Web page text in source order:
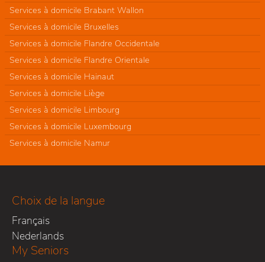
Services à domicile Brabant Wallon
Services à domicile Bruxelles
Services à domicile Flandre Occidentale
Services à domicile Flandre Orientale
Services à domicile Hainaut
Services à domicile Liège
Services à domicile Limbourg
Services à domicile Luxembourg
Services à domicile Namur
Choix de la langue
Français
Nederlands
My Seniors